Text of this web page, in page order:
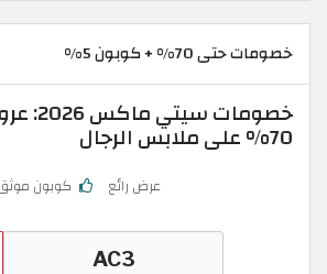
خصومات حتى 70% + كوبون 5%
خصومات
70% على ملابس الرجال
عرض رائع كوبون